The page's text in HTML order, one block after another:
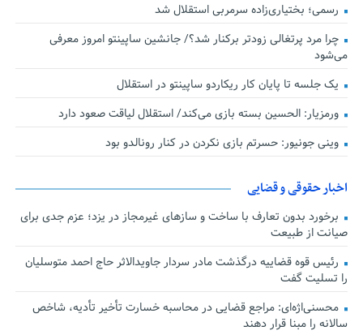
رسمی؛ بختیاری‌زاده سرمربی استقلال شد
چرا مرد پرتغالی زودتر برکنار شد؟/ جانشین ساپینتو امروز معرفی
می‌شود
یک جلسه تا پایان کار ریکاردو ساپینتو در استقلال
ورمزیار: الحسین بسته بازی می‌کند/ استقلال لیاقت صعود دارد
وینی جونیور: حسرتم بازی نکردن در کنار رونالدو بود
اخبار حقوقی و قضایی
برخورد بدون تعارف با ساخت‌ و سازهای غیرمجاز در یزد؛ عزم جدی برای
صیانت از طبیعت
رئیس قوه قضاییه درگذشت مادر سردار جاویدالاثر حاج احمد متوسلیان
را تسلیت گفت
محسنی‌اژه‌ای: مراجع قضایی در محاسبه خسارت تأخیر تأدیه، شاخص
سالانه را مبنا قرار دهند